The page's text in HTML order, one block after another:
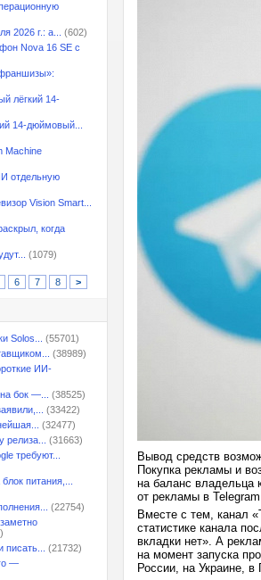
2026 г.: а...
(602)
Nova 16 SE с
лёгкий 14-
14-дюймовый...
Machine
отдельную
Vision Smart...
когда
(1079)
6 7 8 >
Solos...
(55701)
(38989)
ИИ-
бок —...
(38525)
(33422)
(32477)
релиза...
(31663)
требуют...
питания,...
(22754)
(21732)
—
Вывод средств
Покупка рекламы и
на баланс владельца
от рекламы в
Вместе с тем, канал
статистике канала
вкладки нет». А
на момент запуска
России, на Украине, в